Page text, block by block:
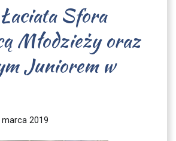
Sfora
Młodzieży oraz
Juniorem w
marca 2019